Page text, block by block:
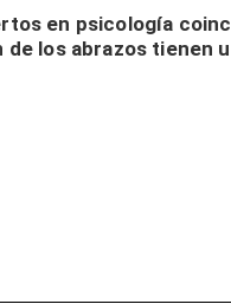
en psicología
los abrazos tienen
a los estímulos